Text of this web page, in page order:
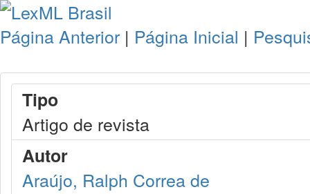
Página Anterior | Página Inicial |
Tipo
Artigo de revista
Autor
Araújo, Ralph Correa de